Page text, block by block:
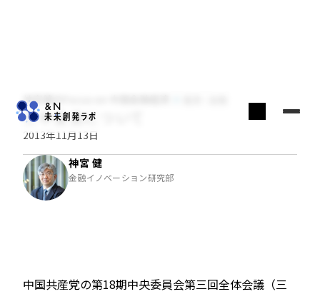
神宮健のFocus on 中国金融経済
三中全会について
2013年11月13日
神宮 健
金融イノベーション研究部
中国共産党の第18期中央委員会第三回全体会議（三